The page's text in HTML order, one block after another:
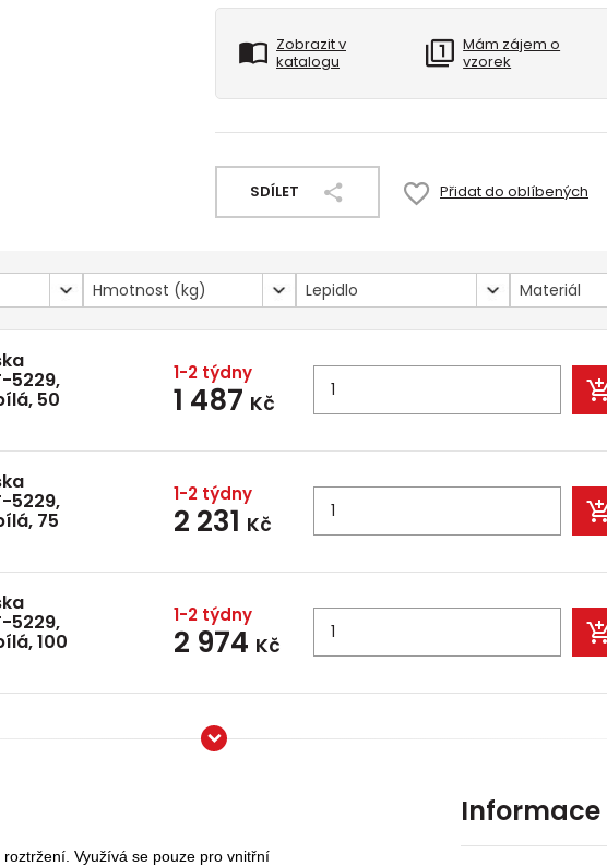
Zobrazit v
katalogu
Mám zájem o
vzorek
SDÍLET Přidat do oblíbených
Hmotnost (kg) Lepidlo Materiál
5229,
50
1-2 týdny
1 487 Kč
5229,
75
1-2 týdny
2 231 Kč
5229,
100
1-2 týdny
2 974 Kč
Využívá se pouze pro vnitřní